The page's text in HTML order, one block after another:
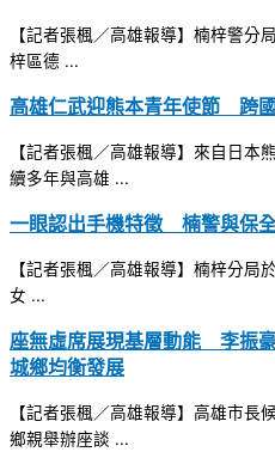
【記者張楓／高雄報導】楠梓警分
梓區德 ...
高雄仁武迎熊本青年使節 跨
【記者張楓／高雄報導】來自日本
續多年與高雄 ...
一眼認出手機特徵 楠警與保
【記者張楓／高雄報導】楠梓分局
女 ...
座無虛席展現基層動能 李振
城鄉均衡發展
【記者張楓／高雄報導】高雄市長
鄉親舉辦座談 ...